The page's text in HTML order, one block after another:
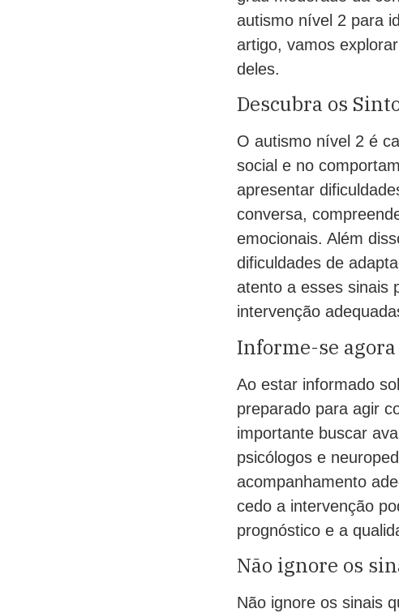
autismo nível 2 para
artigo, vamos
deles.
Descubra os
O autismo nível 2 é
social e no
apresentar
conversa,
emocionais. Além
dificuldades de
atento a esses sinais
intervenção
Informe-se
Ao estar informado
preparado para agir
importante buscar
psicólogos e
acompanhamento
cedo a intervenção
prognóstico e a
Não ignore os
Não ignore os sinais